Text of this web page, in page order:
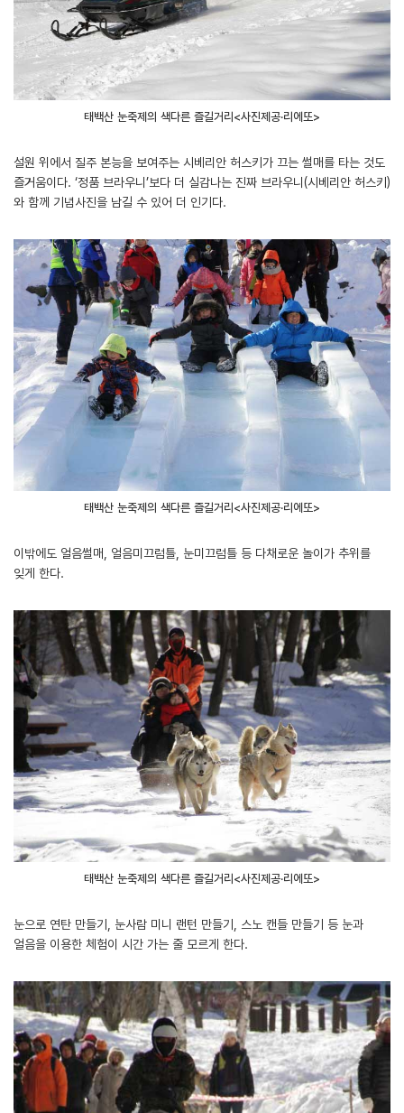
태백산 눈축제의 색다른 즐길거리<사진제공·리에또>
설원 위에서 질주 본능을 보여주는 시베리안 허스키가 끄는 썰매를 타는 것도
즐거움이다. ‘정품 브라우니’보다 더 실감나는 진짜 브라우니(시베리안 허스키)
와 함께 기념사진을 남길 수 있어 더 인기다.
태백산 눈축제의 색다른 즐길거리<사진제공·리에또>
이밖에도 얼음썰매, 얼음미끄럼틀, 눈미끄럼틀 등 다채로운 놀이가 추위를
잊게 한다.
태백산 눈축제의 색다른 즐길거리<사진제공·리에또>
눈으로 연탄 만들기, 눈사람 미니 랜턴 만들기, 스노 캔들 만들기 등 눈과
얼음을 이용한 체험이 시간 가는 줄 모르게 한다.